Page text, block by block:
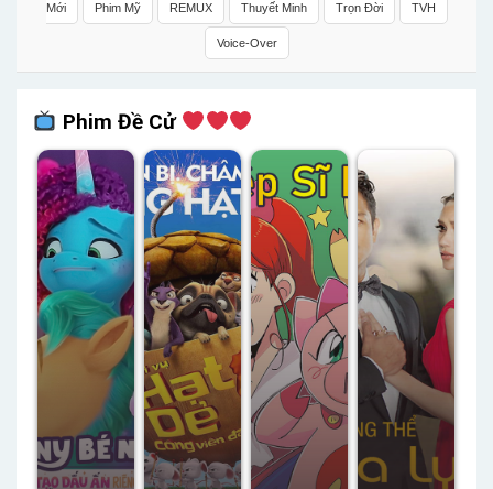
Mới Phim Mỹ REMUX Thuyết Minh Trọn Đời TVH
Voice-Over
Phim Đề Cử